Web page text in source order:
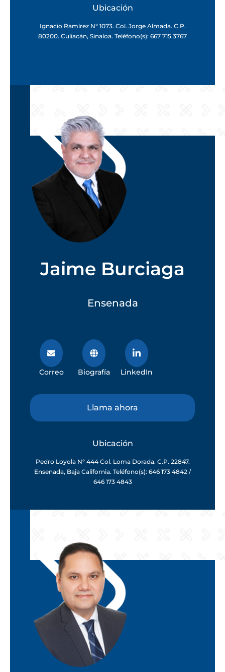
Ubicación
Ignacio Ramírez N° 1073. Col. Jorge Almada. C.P.
80200. Culiacán, Sinaloa. Teléfono(s): 667 715 3767
Jaime Burciaga
Ensenada
Correo Biografía LinkedIn
Llama ahora
Ubicación
Pedro Loyola N° 444 Col. Loma Dorada. C.P. 22847.
Ensenada, Baja California. Teléfono(s): 646 173 4842 /
646 173 4843